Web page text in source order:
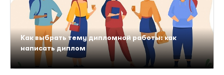
Как выбрать тему дипломной работы: как
написать диплом